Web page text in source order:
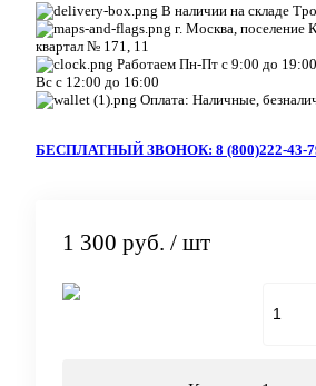
В наличии на складе
г. Москва, поселение
квартал № 171, 11
Работаем Пн-Пт с 9:00 до
Вс с 12:00 до 16:00
Оплата: Наличные,
БЕСПЛАТНЫЙ ЗВОНОК: 8 (800)222-43-
1 300 руб. / шт